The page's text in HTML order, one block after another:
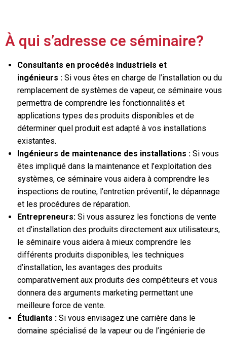
À qui s’adresse ce séminaire?
Consultants en procédés industriels et
ingénieurs : Si vous êtes en charge de l’installation ou du
remplacement de systèmes de vapeur, ce séminaire vous
permettra de comprendre les fonctionnalités et
applications types des produits disponibles et de
déterminer quel produit est adapté à vos installations
existantes.
Ingénieurs de maintenance des installations : Si vous
êtes impliqué dans la maintenance et l’exploitation des
systèmes, ce séminaire vous aidera à comprendre les
inspections de routine, l’entretien préventif, le dépannage
et les procédures de réparation.
Entrepreneurs: Si vous assurez les fonctions de vente
et d’installation des produits directement aux utilisateurs,
le séminaire vous aidera à mieux comprendre les
différents produits disponibles, les techniques
d’installation, les avantages des produits
comparativement aux produits des compétiteurs et vous
donnera des arguments marketing permettant une
meilleure force de vente.
Étudiants : Si vous envisagez une carrière dans le
domaine spécialisé de la vapeur ou de l’ingénierie de